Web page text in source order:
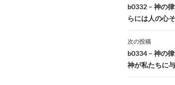
稿
ナ
ビ
ゲ
ー
b0332 – 神の
らには人の心
次の投稿
b0334 – 神の
神が私たちに